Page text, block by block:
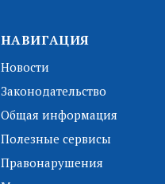
НАВИГАЦИЯ
Новости
Законодательство
Общая информация
Полезные сервисы
Правонарушения